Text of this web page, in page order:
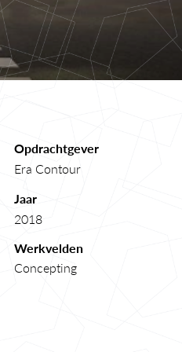
Opdrachtgever
Era Contour
Jaar
2018
Werkvelden
Concepting